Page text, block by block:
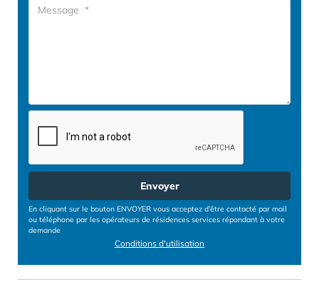
Envoyer
En cliquant sur le bouton ENVOYER vous acceptez d’être contacté par mail
ou téléphone par les opérateurs de résidences services répondant à votre
demande
Conditions d'utilisation